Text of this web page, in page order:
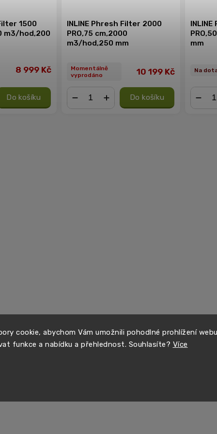
cookie, abychom Vám umožnili pohodlné prohlížení
funkce a nabídku a přehlednost. Souhlasíte? Více
1500
m3/hod,200
8 999 Kč
Do košíku
INLINE Phresh Filter 2000
PRO,75 cm,2000
m3/hod,250 mm
Momentálně
vyprodáno
10 199 Kč
Do košíku
mm
Na